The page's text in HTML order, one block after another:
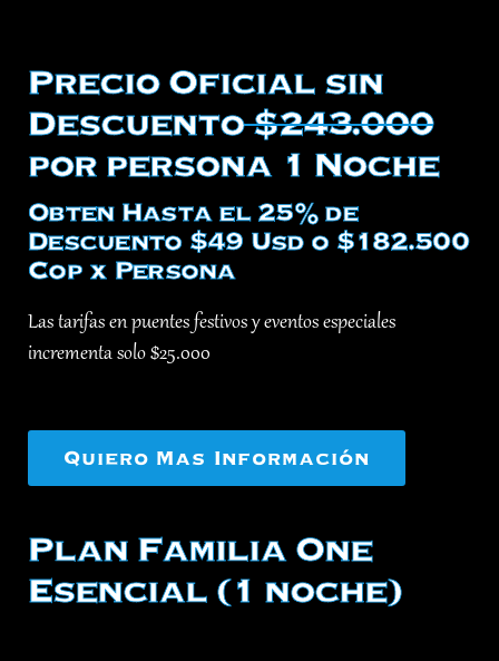
Precio Oficial sin
Descuento$243.000
por persona 1 Noche
Obten Hasta el 25% de
Descuento $49 Usd o $182.500
Cop x Persona
Las tarifas en puentes festivos y eventos especiales
incrementa solo $25.000
Quiero Mas Información
Plan Familia One
Esencial (1 noche)